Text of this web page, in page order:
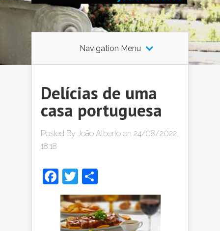
Navigation Menu
Delícias de uma
casa portuguesa
Posted By João Alberto on 24/08/2022,
18:18
Facebook
Twitter